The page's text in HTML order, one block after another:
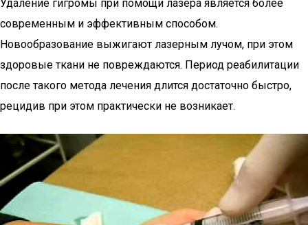
Удаление гигромы при помощи лазера является более
современным и эффективным способом.
Новообразование выжигают лазерным лучом, при этом
здоровые ткани не повреждаются. Период реабилитации
после такого метода лечения длится достаточно быстро,
рецидив при этом практически не возникает.